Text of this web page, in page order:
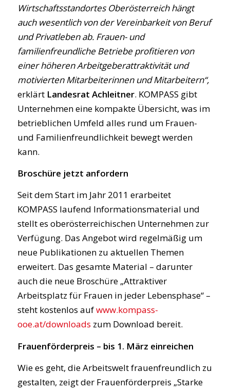
Wirtschaftsstandortes Oberösterreich hängt
auch wesentlich von der Vereinbarkeit von Beruf
und Privatleben ab. Frauen- und
familienfreundliche Betriebe profitieren von
einer höheren Arbeitgeberattraktivität und
motivierten Mitarbeiterinnen und Mitarbeitern“,
erklärt Landesrat Achleitner. KOMPASS gibt
Unternehmen eine kompakte Übersicht, was im
betrieblichen Umfeld alles rund um Frauen-
und Familienfreundlichkeit bewegt werden
kann.
Broschüre jetzt anfordern
Seit dem Start im Jahr 2011 erarbeitet
KOMPASS laufend Informationsmaterial und
stellt es oberösterreichischen Unternehmen zur
Verfügung. Das Angebot wird regelmäßig um
neue Publikationen zu aktuellen Themen
erweitert. Das gesamte Material – darunter
auch die neue Broschüre „Attraktiver
Arbeitsplatz für Frauen in jeder Lebensphase“ –
steht kostenlos aufwww.kompass-
ooe.at/downloads zum Download bereit.
Frauenförderpreis – bis 1. März einreichen
Wie es geht, die Arbeitswelt frauenfreundlich zu
gestalten, zeigt der Frauenförderpreis „Starke